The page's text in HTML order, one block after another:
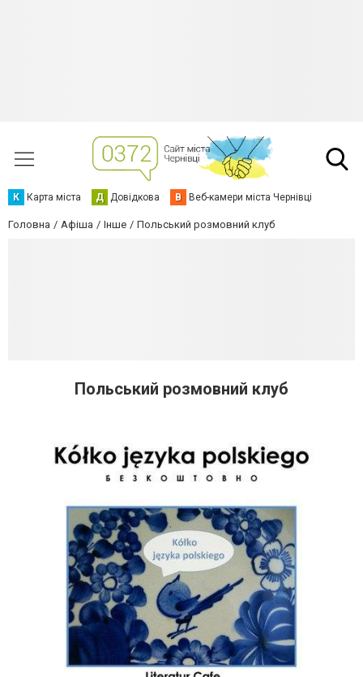
К Карта міста Д Довідкова В Веб-камери міста Чернівці
Головна Афіша Інше Польський розмовний клуб
Польський розмовний клуб